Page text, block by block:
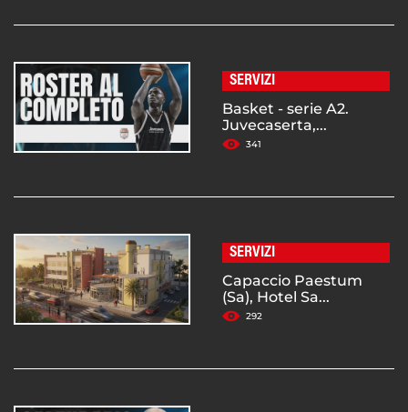
SERVIZI
Basket - serie A2.
Juvecaserta,...
341
SERVIZI
Capaccio Paestum
(Sa), Hotel Sa...
292